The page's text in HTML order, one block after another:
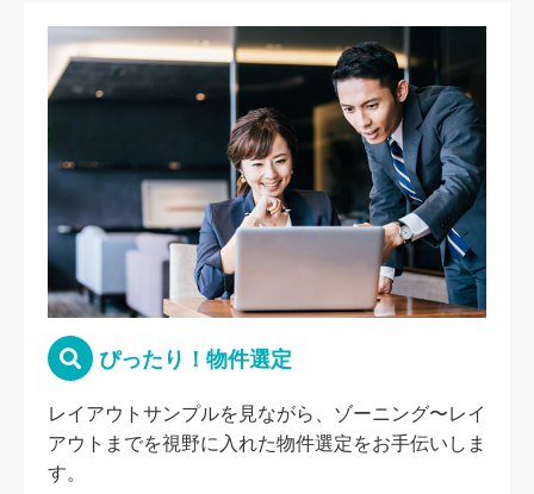
ぴったり！物件選定
レイアウトサンプルを見ながら、ゾーニング〜レイ
アウトまでを視野に入れた物件選定をお手伝いしま
す。